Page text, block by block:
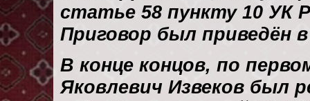
статье 58 пункту 10 УК
Приговор был приведён
В конце концов, по
Яковлевич Извеков был